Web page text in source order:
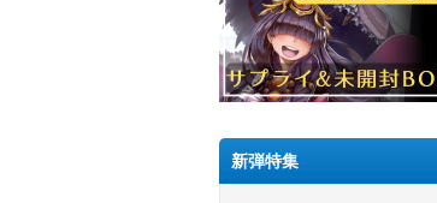
新弾特集